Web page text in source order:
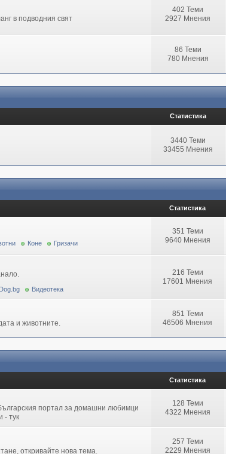
в подводния свят
402 Теми
2927 Мнения
86 Теми
780 Мнения
Статистика
3440 Теми
33455 Мнения
Статистика
Коне Гризачи
351 Теми
9640 Мнения
Видеотека
216 Теми
17601 Мнения
и животните.
851 Теми
46506 Мнения
Статистика
портал за домашни любимци
- тук
128 Теми
4322 Мнения
откривайте нова тема.
257 Теми
2229 Мнения